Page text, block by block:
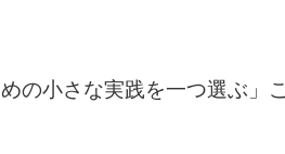
の小さな実践を一つ選ぶ」こ